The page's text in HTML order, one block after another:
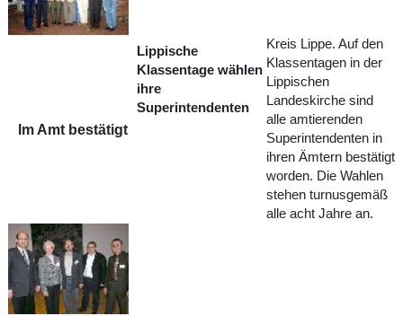
Im Amt bestätigt
Lippische
Klassentage wählen
ihre
Superintendenten
Kreis Lippe. Auf den
Klassentagen in der
Lippischen
Landeskirche sind
alle amtierenden
Superintendenten in
ihren Ämtern bestätigt
worden. Die Wahlen
stehen turnusgemäß
alle acht Jahre an.